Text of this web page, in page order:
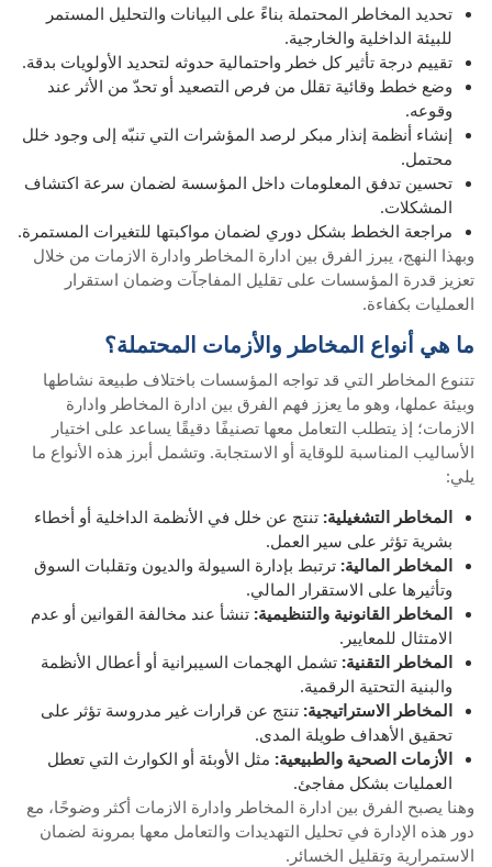
تحديد المخاطر المحتملة بناءً على البيانات والتحليل المستمر
للبيئة الداخلية والخارجية.
تقييم درجة تأثير كل خطر واحتمالية حدوثه لتحديد الأولويات بدقة.
وضع خطط وقائية تقلل من فرص التصعيد أو تحدّ من الأثر عند
وقوعه.
إنشاء أنظمة إنذار مبكر لرصد المؤشرات التي تنبّه إلى وجود خلل
محتمل.
تحسين تدفق المعلومات داخل المؤسسة لضمان سرعة اكتشاف
المشكلات.
مراجعة الخطط بشكل دوري لضمان مواكبتها للتغيرات المستمرة.
وبهذا النهج، يبرز الفرق بين ادارة المخاطر وادارة الازمات من خلال
تعزيز قدرة المؤسسات على تقليل المفاجآت وضمان استقرار
العمليات بكفاءة.
ما هي أنواع المخاطر والأزمات المحتملة؟
تتنوع المخاطر التي قد تواجه المؤسسات باختلاف طبيعة نشاطها
وبيئة عملها، وهو ما يعزز فهم الفرق بين ادارة المخاطر وادارة
الازمات؛ إذ يتطلب التعامل معها تصنيفًا دقيقًا يساعد على اختيار
الأساليب المناسبة للوقاية أو الاستجابة. وتشمل أبرز هذه الأنواع ما
يلي:
المخاطر التشغيلية: تنتج عن خلل في الأنظمة الداخلية أو أخطاء
بشرية تؤثر على سير العمل.
المخاطر المالية: ترتبط بإدارة السيولة والديون وتقلبات السوق
وتأثيرها على الاستقرار المالي.
المخاطر القانونية والتنظيمية: تنشأ عند مخالفة القوانين أو عدم
الامتثال للمعايير.
المخاطر التقنية: تشمل الهجمات السيبرانية أو أعطال الأنظمة
والبنية التحتية الرقمية.
المخاطر الاستراتيجية: تنتج عن قرارات غير مدروسة تؤثر على
تحقيق الأهداف طويلة المدى.
الأزمات الصحية والطبيعية: مثل الأوبئة أو الكوارث التي تعطل
العمليات بشكل مفاجئ.
وهنا يصبح الفرق بين ادارة المخاطر وادارة الازمات أكثر وضوحًا، مع
دور هذه الإدارة في تحليل التهديدات والتعامل معها بمرونة لضمان
الاستمرارية وتقليل الخسائر.